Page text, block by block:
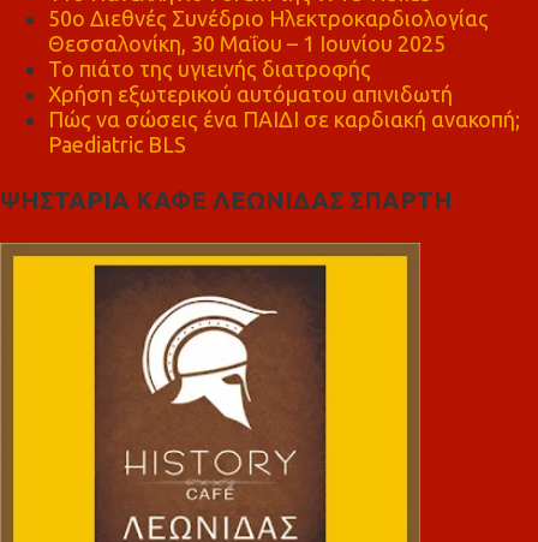
50ο Διεθνές Συνέδριο Ηλεκτροκαρδιολογίας
Θεσσαλονίκη, 30 Μαΐου – 1 Ιουνίου 2025
Το πιάτο της υγιεινής διατροφής
Χρήση εξωτερικού αυτόματου απινιδωτή
Πώς να σώσεις ένα ΠΑΙΔΙ σε καρδιακή ανακοπή;
Paediatric BLS
ΨΗΣΤΑΡΙΑ ΚΑΦΕ ΛΕΩΝΙΔΑΣ ΣΠΑΡΤΗ